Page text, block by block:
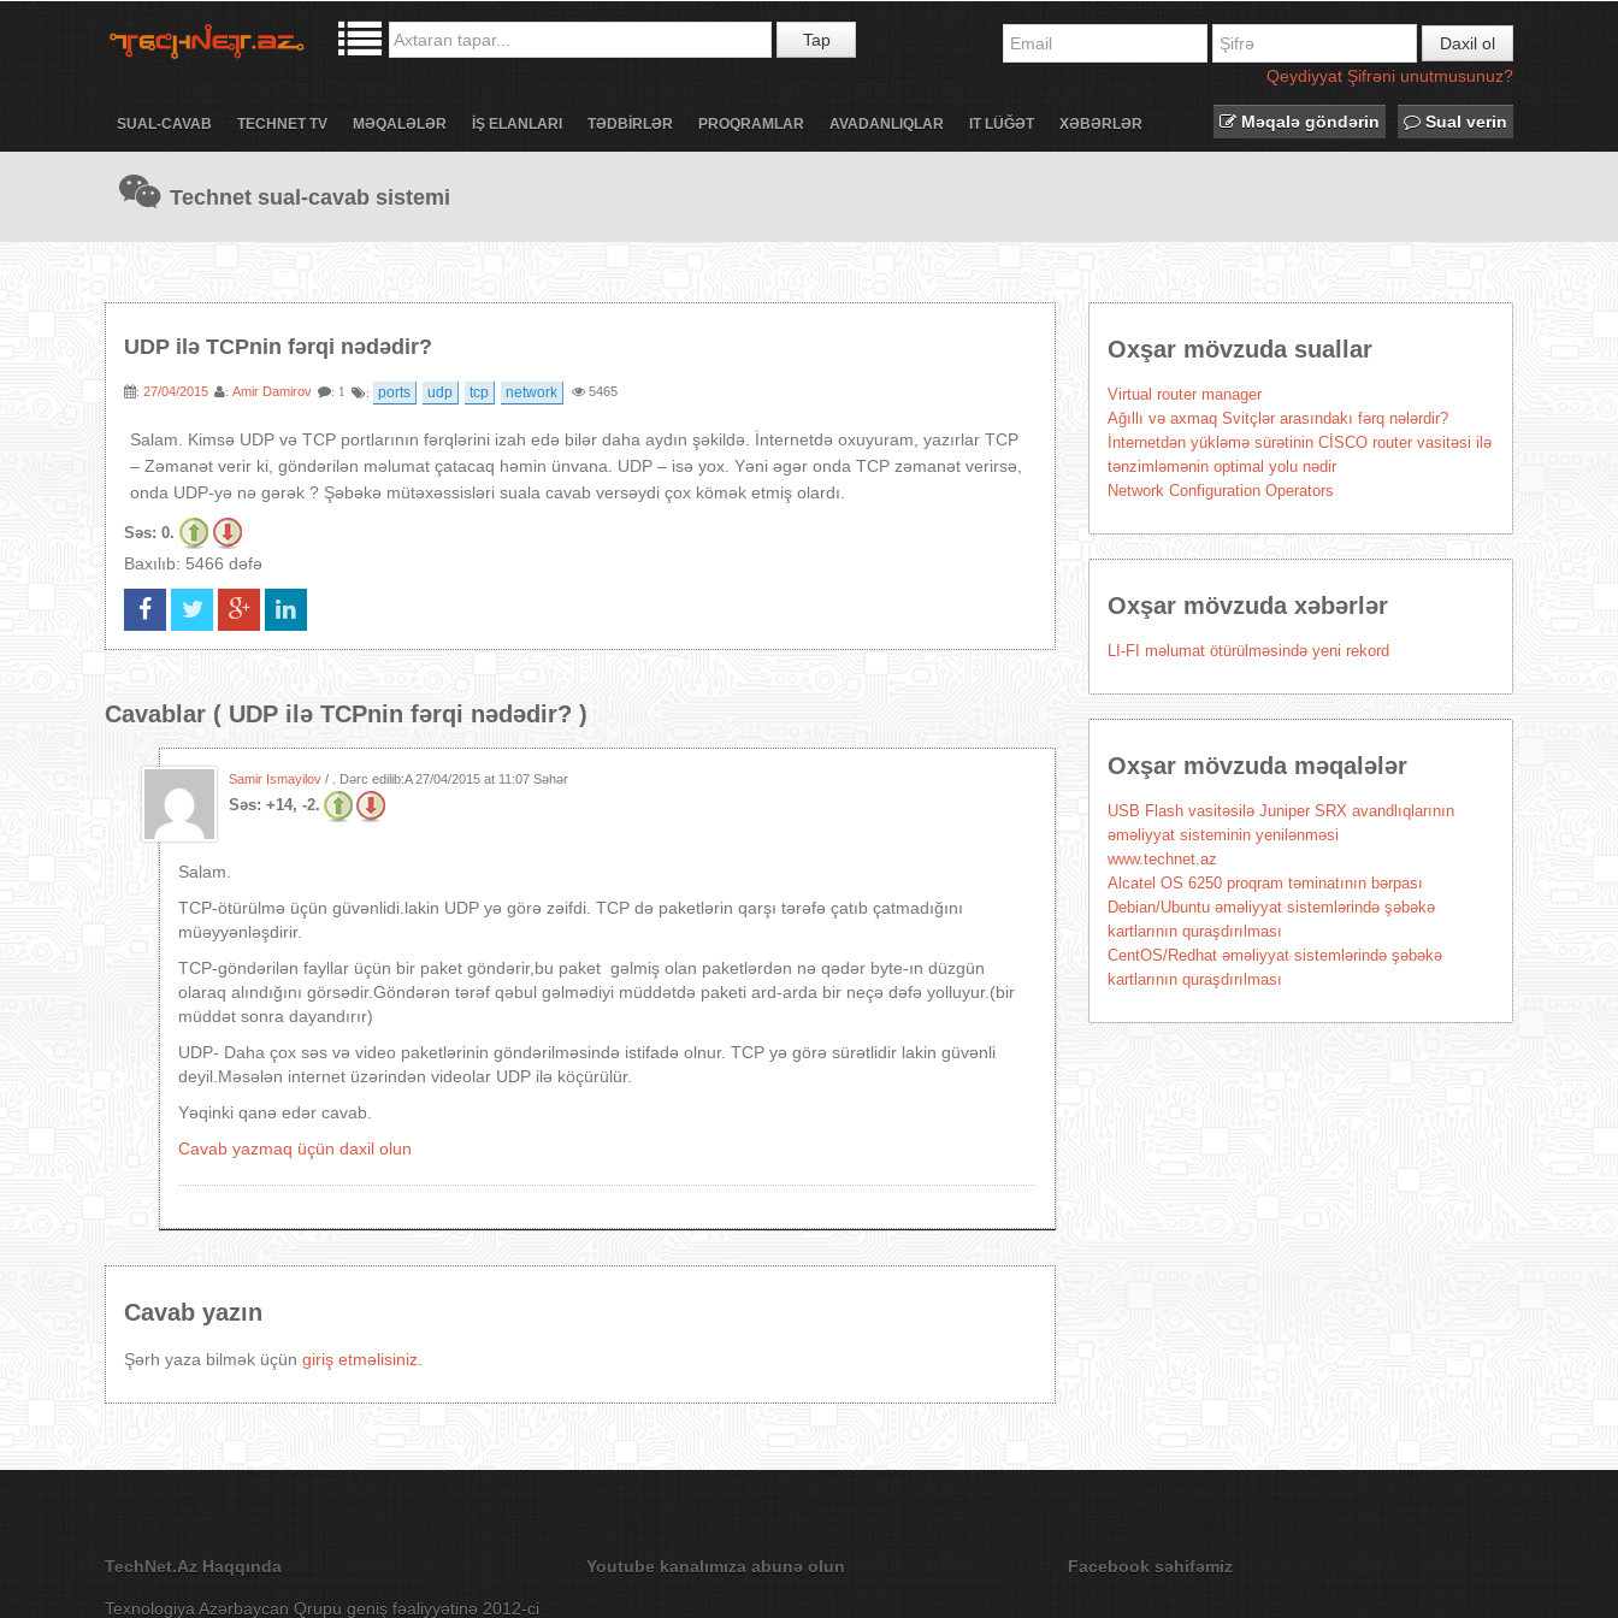
Tap
Daxil ol
Qeydiyyat Şifrəni unutmusunuz?
SUAL-CAVAB TECHNET TV MƏQALƏLƏR İŞ ELANLARI TƏDBİRLƏR PROQRAMLAR AVADANLIQLAR IT LÜĞƏT XƏBƏRLƏR Məqalə göndərin Sual verin
Technet sual-cavab sistemi
UDP ilə TCPnin fərqi nədədir?
: 27/04/2015 : Amir Damirov : 1 : ports udp tcp network 5465
Salam. Kimsə UDP və TCP portlarının fərqlərini izah edə bilər daha aydın şəkildə. İnternetdə oxuyuram, yazırlar TCP
– Zəmanət verir ki, göndərilən məlumat çatacaq həmin ünvana. UDP – isə yox. Yəni əgər onda TCP zəmanət verirsə,
onda UDP-yə nə gərək ? Şəbəkə mütəxəssisləri suala cavab versəydi çox kömək etmiş olardı.
Səs: 0.
Baxılıb: 5466 dəfə
Cavablar ( UDP ilə TCPnin fərqi nədədir? )
Samir Ismayilov / . Dərc edilib:A27/04/2015 at 11:07 Səhər
Səs: +14, -2.
Salam.
TCP-ötürülmə üçün güvənlidi.lakin UDP yə görə zəifdi. TCP də paketlərin qarşı tərəfə çatıb çatmadığını
müəyyənləşdirir.
TCP-göndərilən fayllar üçün bir paket göndərir,bu paket gəlmiş olan paketlərdən nə qədər byte-ın düzgün
olaraq alındığını görsədir.Göndərən tərəf qəbul gəlmədiyi müddətdə paketi ard-arda bir neçə dəfə yolluyur.(bir
müddət sonra dayandırır)
UDP- Daha çox səs və video paketlərinin göndərilməsində istifadə olnur. TCP yə görə sürətlidir lakin güvənli
deyil.Məsələn internet üzərindən videolar UDP ilə köçürülür.
Yəqinki qanə edər cavab.
Cavab yazmaq üçün daxil olun
Cavab yazın
Şərh yaza bilmək üçün giriş etməlisiniz
Oxşar mövzuda suallar
Virtual router manager
Ağıllı və axmaq Svitçlər arasındakı fərq nələrdir?
İnternetdən yükləmə sürətinin CİSCO router vasitəsi ilə
tənzimləmənin optimal yolu nədir
Network Configuration Operators
Oxşar mövzuda xəbərlər
LI-FI məlumat ötürülməsində yeni rekord
Oxşar mövzuda məqalələr
USB Flash vasitəsilə Juniper SRX avandlıqlarının
əməliyyat sisteminin yenilənməsi
www.technet.az
Alcatel OS 6250 proqram təminatının bərpası
Debian/Ubuntu əməliyyat sistemlərində şəbəkə
kartlarının quraşdırılması
CentOS/Redhat əməliyyat sistemlərində şəbəkə
kartlarının quraşdırılması
TechNet.Az Haqqında
Texnologiya Azərbaycan Qrupu geniş fəaliyyətinə 2012-ci
Youtube kanalımıza abunə olun Facebook səhifəmiz